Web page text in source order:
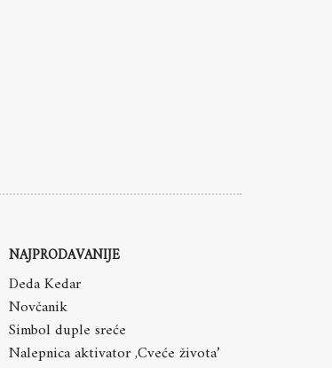
NAJPRODAVANIJE
Deda Kedar
Novčanik
Simbol duple sreće
Nalepnica aktivator ,Cveće života’